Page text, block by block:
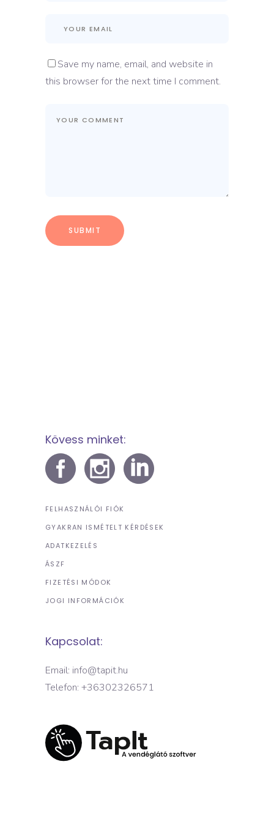
Save my name, email, and website in
this browser for the next time I comment.
Kövess minket:
FELHASZNÁLÓI FIÓK
GYAKRAN ISMÉTELT KÉRDÉSEK
ADATKEZELÉS
ÁSZF
FIZETÉSI MÓDOK
JOGI INFORMÁCIÓK
Kapcsolat:
Email: info@tapit.hu
Telefon: +36302326571